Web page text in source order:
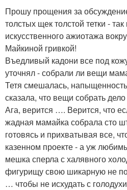
Прошу прощения за
толстых щек толстой тетки -
искусственного ажиотажа
Майкиной гривкой!
Въедливый кадони все под
уточнял - собрали ли вещи
Тетя смешалась,
сказала, что вещи собрать
Ага, верится …. Верится, что
жадная мамайка собрала сто
готовясь и прихватывая все,
казенном проекте - а уж
мешка сперла с халявного
фигурищу свою шикарную не
… чтобы не исхудать с